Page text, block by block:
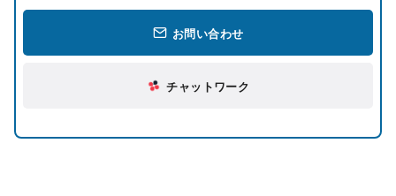
お問い合わせ
チャットワーク